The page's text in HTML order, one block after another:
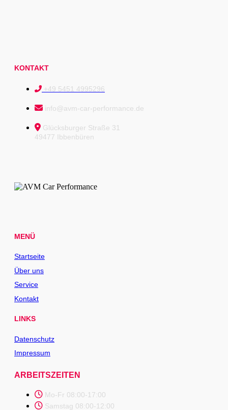
KONTAKT
+49 5451 4995296
info@avm-car-performance.de
Glücksburger Straße 31
49477 Ibbenbüren
MENÜ
Startseite
Über uns
Service
Kontakt
LINKS
Datenschutz
Impressum
ARBEITSZEITEN
Mo-Fr 08:00-17:00
Samstag 08:00-12:00